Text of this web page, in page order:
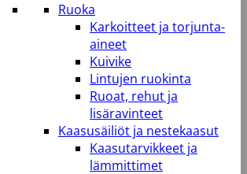
Ruoka
Karkoitteet ja torjunta-
aineet
Kuivike
Lintujen ruokinta
Ruoat, rehut ja
lisäravinteet
Kaasusäiliöt ja nestekaasut
Kaasutarvikkeet ja
lämmittimet